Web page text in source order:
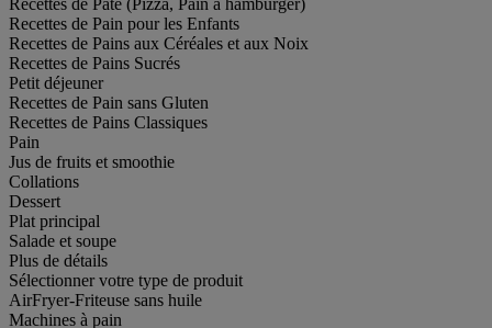
Recettes de Pâte (Pizza, Pain à hamburger)
Recettes de Pain pour les Enfants
Recettes de Pains aux Céréales et aux Noix
Recettes de Pains Sucrés
Petit déjeuner
Recettes de Pain sans Gluten
Recettes de Pains Classiques
Pain
Jus de fruits et smoothie
Collations
Dessert
Plat principal
Salade et soupe
Plus de détails
Sélectionner votre type de produit
AirFryer-Friteuse sans huile
Machines à pain